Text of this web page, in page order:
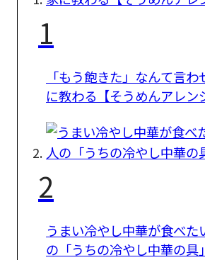
1
「もう飽きた」なんて言
に教わる【そうめんアレン
2
うまい冷やし中華が食べ
の「うちの冷やし中華の具